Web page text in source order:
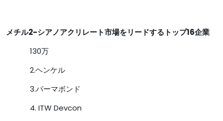
メチル2-シアノアクリレート市場をリードするトップ16企業
130万
2.ヘンケル
3.パーマボンド
4. ITW Devcon